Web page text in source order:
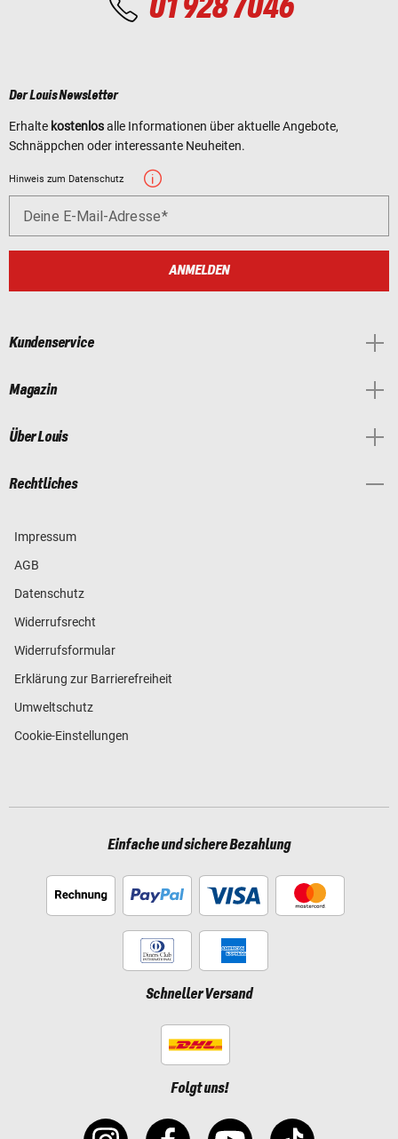
01 928 7046
Der Louis Newsletter
Erhalte kostenlosalle Informationen über aktuelle Angebote,
Schnäppchen oder interessante Neuheiten.
Hinweis zum Datenschutz
Deine E-Mail-Adresse
ANMELDEN
Kundenservice
Magazin
Über Louis
Rechtliches
Impressum
AGB
Datenschutz
Widerrufsrecht
Widerrufsformular
Erklärung zur Barrierefreiheit
Umweltschutz
Cookie-Einstellungen
Einfache und sichere Bezahlung
Schneller Versand
Folgt uns!